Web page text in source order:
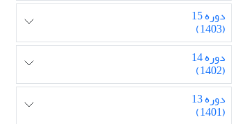
دوره 15
(1403)
دوره 14
(1402)
دوره 13
(1401)